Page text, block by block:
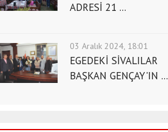
ADRESİ 21 ...
03 Aralık 2024, 18:01
EGEDEKİ SİVALILAR
BAŞKAN GENÇAY'IN ...